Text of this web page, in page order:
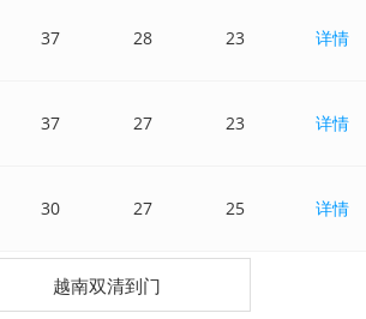
37 28 23 详情
37 27 23 详情
30 27 25 详情
越南双清到门